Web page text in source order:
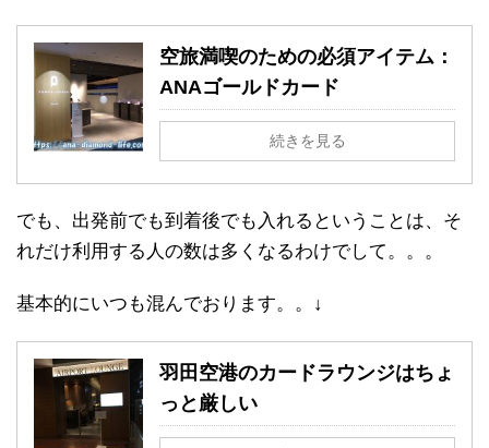
空旅満喫のための必須アイテム：
ANAゴールドカード
続きを見る
でも、出発前でも到着後でも入れるということは、そ
れだけ利用する人の数は多くなるわけでして。。。
基本的にいつも混んでおります。。↓
羽田空港のカードラウンジはちょ
っと厳しい